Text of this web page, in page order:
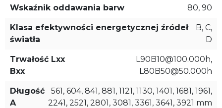
Wskaźnik oddawania barw 80, 90
Klasa efektywności energetycznej źródeł
światła
B, C,
D
Trwałość Lxx
Bxx
L90B10@100.000h,
L80B50@50.000h
Długość
A
561, 604, 841, 881, 1121, 1130, 1401, 1681, 1961,
2241, 2521, 2801, 3081, 3361, 3641, 3921 mm